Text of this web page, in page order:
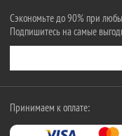
Сэкономьте до 90% при
Подпишитесь на самые
Принимаем к оплате: